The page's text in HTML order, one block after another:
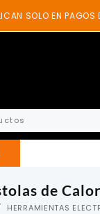
SOLO EN PAGOS
de Calor
HERRAMIENTAS